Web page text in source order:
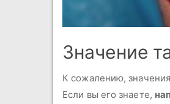
Значение
К сожалению,
Если вы его знаете,